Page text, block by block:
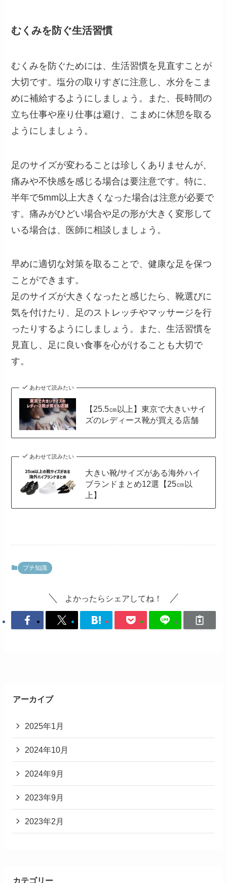
むくみを防ぐ生活習慣
むくみを防ぐためには、生活習慣を見直すことが
大切です。塩分の取りすぎに注意し、水分をこま
めに補給するようにしましょう。また、長時間の
立ち仕事や座り仕事は避け、こまめに休憩を取る
ようにしましょう。
足のサイズが変わることは珍しくありませんが、
痛みや不快感を感じる場合は要注意です。特に、
半年で5mm以上大きくなった場合は注意が必要で
す。痛みがひどい場合や足の形が大きく変形して
いる場合は、医師に相談しましょう。
早めに適切な対策を取ることで、健康な足を保つ
ことができます。
足のサイズが大きくなったと感じたら、靴選びに
気を付けたり、足のストレッチやマッサージを行
ったりするようにしましょう。また、生活習慣を
見直し、足に良い食事を心がけることも大切で
す。
あわせて読みたい
【25.5㎝以上】東京で大きいサイ
ズのレディース靴が買える店舗
あわせて読みたい
大きい靴/サイズがある海外ハイ
ブランドまとめ12選【25㎝以
上】
プチ知識
よかったらシェアしてね！
アーカイブ
2025年1月
2024年10月
2024年9月
2023年9月
2023年2月
カテゴリー